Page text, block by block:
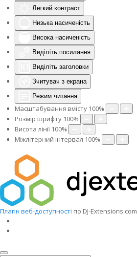
Легкий контраст
Низька насиченість
Висока насиченість
Виділіть посилання
Виділіть заголовки
Зчитувач з екрана
Режим читання
Масштабування вмісту 100%
Розмір шрифту 100%
Висота лінії 100%
Міжлітерний інтервал 100%
Плагін веб-доступності по DJ-Extensions.com